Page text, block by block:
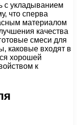
с укладыванием
что сперва
материалом
качества
смеси для
каковые входят в
хорошей
к